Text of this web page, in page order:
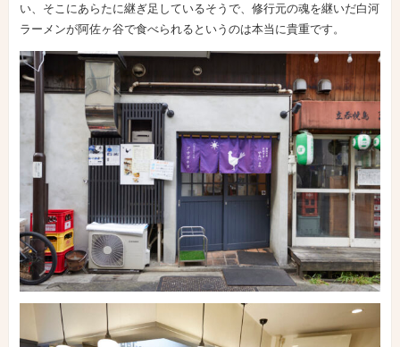
い、そこにあらたに継ぎ足しているそうで、修行元の魂を継いだ白河
ラーメンが阿佐ヶ谷で食べられるというのは本当に貴重です。